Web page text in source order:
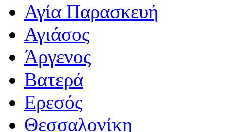
Αγία Παρασκευή
Αγιάσος
Άργενος
Βατερά
Ερεσός
Θεσσαλονίκη